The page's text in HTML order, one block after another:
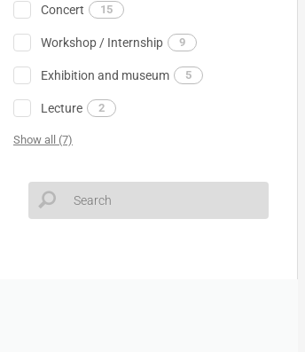
Concert 15
Workshop / Internship 9
Exhibition and museum 5
Lecture 2
Show all (7)